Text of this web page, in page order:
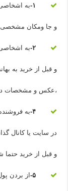
۱- به
و جا ومکان مشخصی
۲- به
و قبل از خرید به
،عکس و مشخصات
۴- به
در سایت یا کانال
و قبل از خرید
۵- از بردن